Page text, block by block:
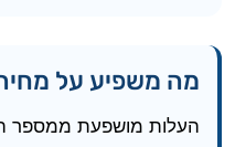
מה משפיע על מחיר
העלות מושפעת ממספר